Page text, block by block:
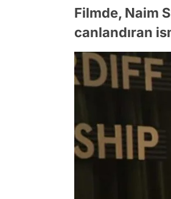
Filmde, Naim
canlandıran